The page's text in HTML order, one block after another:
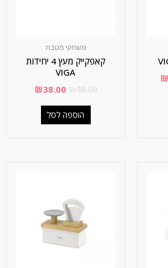
₪
משחקי מטבח
קאפקייק מעץ 4 יחידות
VIGA
₪38.00
הוספה לסל